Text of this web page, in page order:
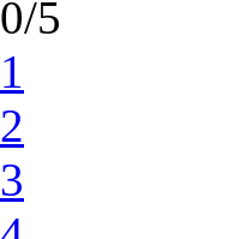
0/5
1
2
3